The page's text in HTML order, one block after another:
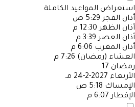
استعراض المواعيد الكاملة
أذان الفجر 5:29 ص
أذان الظهر 12:30 م
أذان العصر 3:39 م
أذان المغرب 6:06 م
العشاء (رمضان) 7:26 م
رمضان 17
الأربعاء 2027-2-24 مـ
الإمساك 5:18 ص
الإفطار 6:07 م